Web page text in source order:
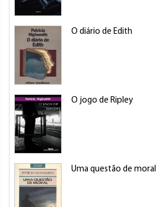
O diário de Edith
O jogo de Ripley
Uma questão de moral